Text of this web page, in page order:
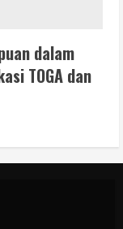
dalam
TOGA dan